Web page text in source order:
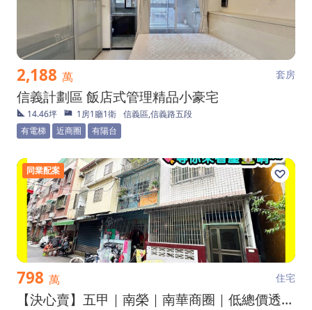
2,188 萬 套房
信義計劃區 飯店式管理精品小豪宅
14.46坪 1房1廳1衛 信義區,信義路五段
有電梯
近商圈 有陽台
同業配案
798 萬 住宅
【決心賣】五甲｜南榮｜南華商圈｜低總價透天二樓